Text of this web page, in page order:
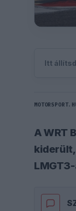
Itt
A WRT
kiderült,